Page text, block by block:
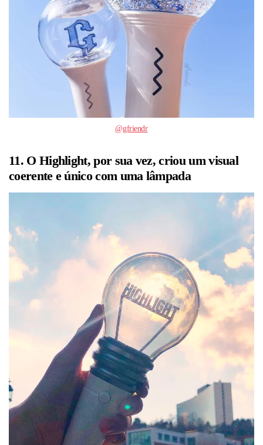
@gfriendr
11. O Highlight, por sua vez, criou um visual
coerente e único com uma lâmpada